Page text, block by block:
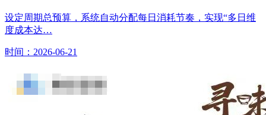
设定周期总预算，系统自动分配每日消耗节奏，实现“多日维
度成本达…
时间：2026-06-21